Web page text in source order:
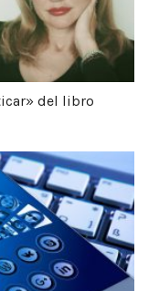
del libro
nuestras